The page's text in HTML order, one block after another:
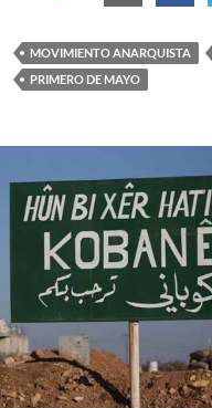
MOVIMIENTO ANARQUISTA
PRIMERO DE MAYO